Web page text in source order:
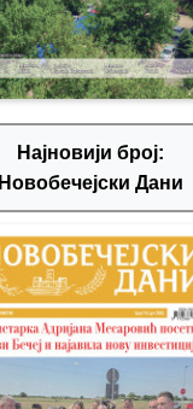
Најновији број:
Новобечејски Дани